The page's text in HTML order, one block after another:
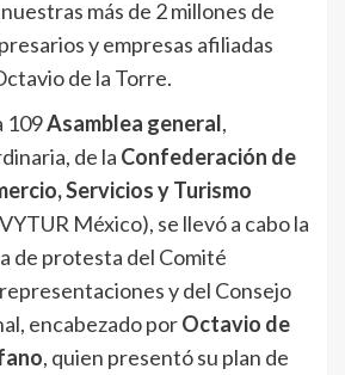
más de 2 millones de
y empresas afiliadas
de la Torre.
109Asamblea general,
de la Confederación de
Servicios y Turismo
México), se llevó a cabo la
de protesta del Comité
y del Consejo
encabezado porOctavio de
, quien presentó su plan de